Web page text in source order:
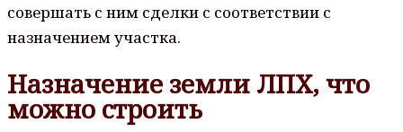
совершать с ним сделки с соответствии с
назначением участка.
Назначение земли ЛПХ, что
можно строить